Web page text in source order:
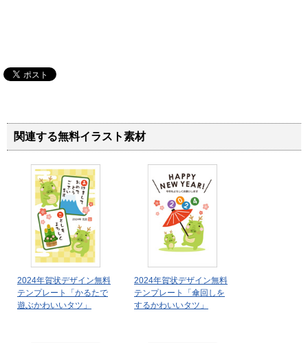
関連する無料イラスト素材
2024年賀状デザイン無料
テンプレート「かるたで
遊ぶかわいいタツ」
2024年賀状デザイン無料
テンプレート「傘回しを
するかわいいタツ」